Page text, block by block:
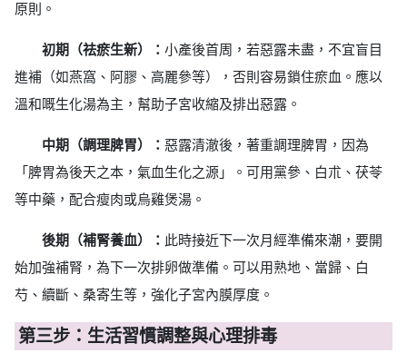
原則。
初期（祛瘀生新）： 小產後首周，若惡露未盡，不宜盲目
進補（如燕窩、阿膠、高麗參等），否則容易鎖住瘀血。應以
溫和嘅生化湯為主，幫助子宮收縮及排出惡露。
中期（調理脾胃）： 惡露清澈後，著重調理脾胃，因為
「脾胃為後天之本，氣血生化之源」。可用黨參、白朮、茯苓
等中藥，配合瘦肉或烏雞煲湯。
後期（補腎養血）： 此時接近下一次月經準備來潮，要開
始加強補腎，為下一次排卵做準備。可以用熟地、當歸、白
芍、續斷、桑寄生等，強化子宮內膜厚度。
第三步：生活習慣調整與心理排毒